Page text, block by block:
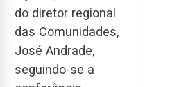
do diretor regional
das Comunidades,
José Andrade,
seguindo-se a